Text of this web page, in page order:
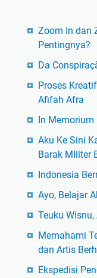
Zoom In dan
Pentingnya?
Da
Proses
Afifah Afra
In
Aku Ke Sini
Barak MIliter
Indonesia
Ayo, Belajar
Teuku
Memahami
dan Artis
Ekspedisi